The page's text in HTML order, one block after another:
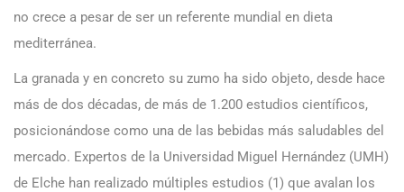
no crece a pesar de ser un referente mundial en dieta
mediterránea.
La granada y en concreto su zumo ha sido objeto, desde hace
más de dos décadas, de más de 1.200 estudios científicos,
posicionándose como una de las bebidas más saludables del
mercado. Expertos de la Universidad Miguel Hernández (UMH)
de Elche han realizado múltiples estudios (1) que avalan los